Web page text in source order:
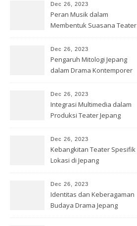
Dec 26, 2023
Peran Musik dalam
Membentuk Suasana Teater
Dec 26, 2023
Pengaruh Mitologi Jepang
dalam Drama Kontemporer
Dec 26, 2023
Integrasi Multimedia dalam
Produksi Teater Jepang
Dec 26, 2023
Kebangkitan Teater Spesifik
Lokasi di Jepang
Dec 26, 2023
Identitas dan Keberagaman
Budaya Drama Jepang